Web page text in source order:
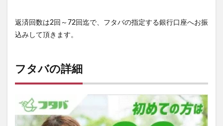
返済回数は2回～72回迄で、フタバの指定する銀行口座へお振
込みして頂きます。
フタバの詳細